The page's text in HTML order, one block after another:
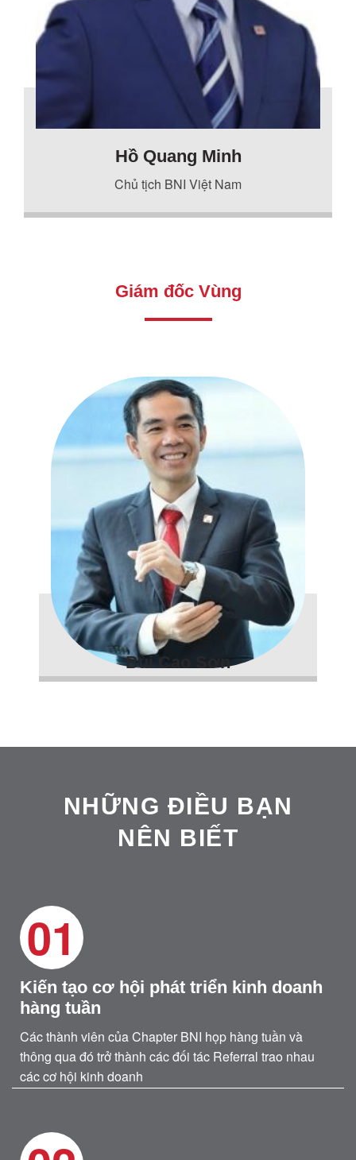
Hồ Quang Minh
Chủ tịch BNI Việt Nam
Giám đốc Vùng
Bùi Cao Sơn
NHỮNG ĐIỀU BẠN
NÊN BIẾT
01
Kiến tạo cơ hội phát triển kinh doanh
hàng tuần
Các thành viên của Chapter BNI họp hàng tuần và
thông qua đó trở thành các đối tác Referral trao nhau
các cơ hội kinh doanh